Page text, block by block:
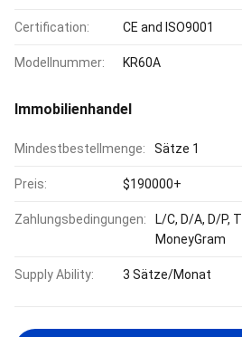
Certification: CE and ISO9001
Modellnummer: KR60A
Immobilienhandel
Mindestbestellmenge: Sätze 1
Preis: $190000+
Zahlungsbedingungen:
L/C, D/A, D/P,
MoneyGram
Supply Ability: 3 Sätze/Monat